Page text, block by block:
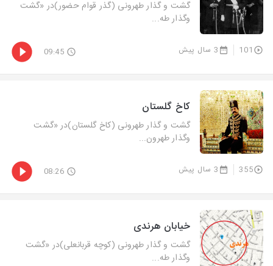
گشت و گذار طهرونی (گذر قوام حضور)در «گشت‌
وگذار طه...
101 3 سال پیش 09:45
کاخ گلستان
گشت و گذار طهرونی (كاخ گلستان)در «گشت‌
وگذار طهرون...
355 3 سال پیش 08:26
خیابان هرندی
گشت و گذار طهرونی (كوچه قربانعلی)در «گشت‌
وگذار طه...